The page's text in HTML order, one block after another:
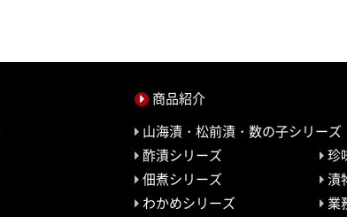
商品紹介
山海漬・松前漬・数の子シリーズ
酢漬シリーズ
珍
佃煮シリーズ
漬
わかめシリーズ
業